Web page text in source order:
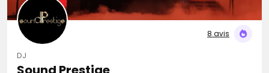
8 avis
DJ